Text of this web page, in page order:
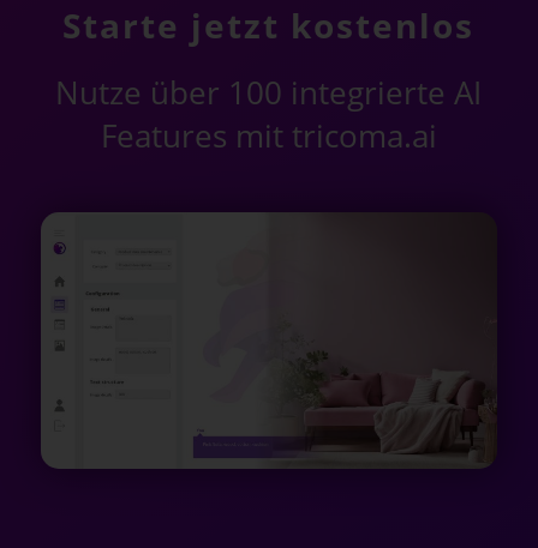
Starte jetzt kostenlos
Nutze über 100 integrierte AI
Features mit tricoma.ai